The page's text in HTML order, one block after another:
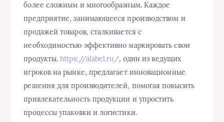
более сложным и многообразным. Каждое
предприятие, занимающееся производством и
продажей товаров, сталкивается с
необходимостью эффективно маркировать свои
продукты.https://alabel.ru/, один из ведущих
игроков на рынке, предлагает инновационные
решения для производителей, помогая повысить
привлекательность продукции и упростить
процессы упаковки и логистики.